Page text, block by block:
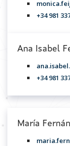
+34 981
Ana Isabel
+34 981
María